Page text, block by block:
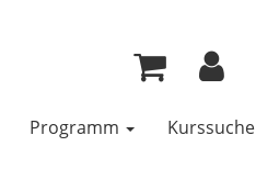
Programm Kurssuche